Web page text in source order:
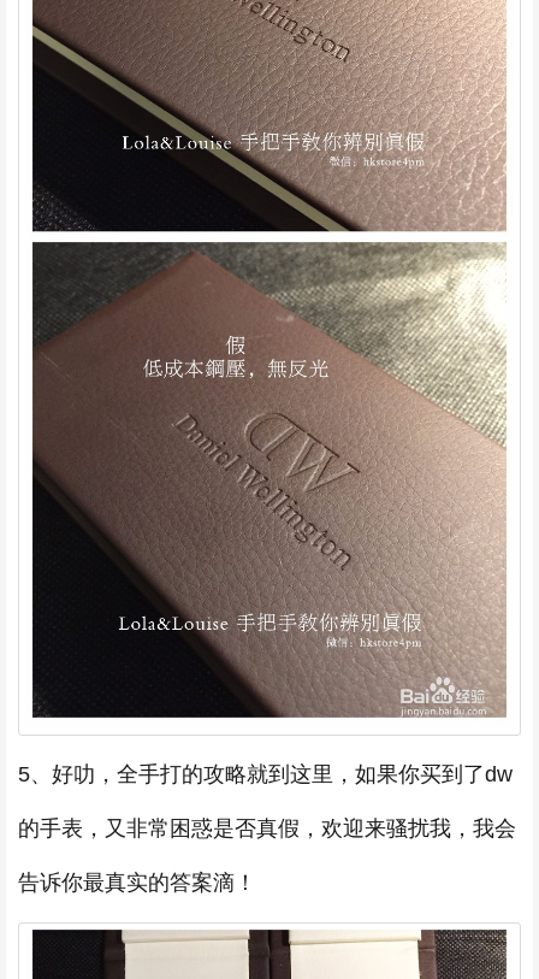
5、好叻，全手打的攻略就到这里，如果你买到了dw
的手表，又非常困惑是否真假，欢迎来骚扰我，我会
告诉你最真实的答案滴！